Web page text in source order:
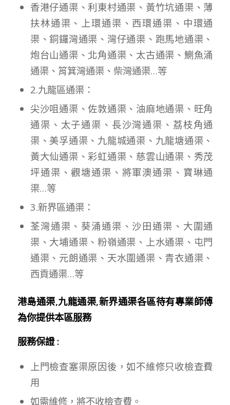
香港仔通渠、利東村通渠、黃竹坑通渠、薄
扶林通渠、上環通渠、西環通渠、中環通
渠、銅鑼灣通渠、灣仔通渠、跑馬地通渠、
炮台山通渠、北角通渠、太古通渠、鰂魚涌
通渠、筲箕灣通渠、柴灣通渠…等
2.九龍區通渠：
尖沙咀通渠、佐敦通渠、油麻地通渠、旺角
通渠、太子通渠、長沙灣通渠、荔枝角通
渠、美孚通渠、九龍城通渠、九龍塘通渠、
黃大仙通渠、彩虹通渠、慈雲山通渠、秀茂
坪通渠、觀塘通渠、將軍澳通渠、寶琳通
渠…等
3.新界區通渠：
荃灣通渠、葵涌通渠、沙田通渠、大圍通
渠、大埔通渠、粉嶺通渠、上水通渠、屯門
通渠、元朗通渠、天水圍通渠、青衣通渠、
西貢通渠…等
港島通渠,九龍通渠,新界通渠各區待有專業師傅
為你提供本區服務
服務保證 :
上門檢查塞渠原因後，如不維修只收檢查費
用
如需維修，將不收檢查費。